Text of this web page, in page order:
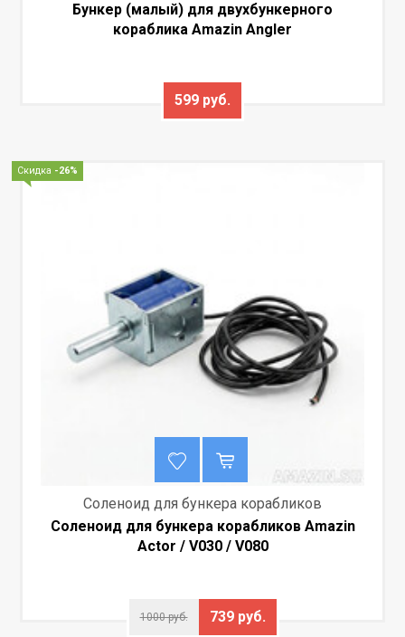
Бункер (малый) для двухбункерного
кораблика Amazin Angler
599 руб.
Скидка -26%
Соленоид для бункера корабликов
Соленоид для бункера корабликов Amazin
Actor / V030 / V080
1000 руб. 739 руб.